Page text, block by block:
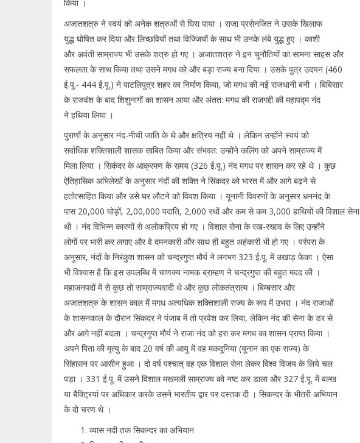
किया ।
अजातशत्रु ने स्वयं को अनेक शत्रुओं से घिरा पाया । राजा प्रसेनजित ने उसके खिलाफ
युद्ध घोषित कर दिया और लिच्छवियों तथा विज्जियों के साथ भी उनके लंबे युद्ध हुए । काशी
और अवंती साम्राज्य भी उसके शत्रु हो गए । अजातशत्रु ने इन चुनौतियों का सामना साहस और
सफलता के साथ किया तथा उसने मगध को और बड़ा राज्य बना दिया । उसके पुत्र उदयन (460
ई.पू.- 444 ई.पू.) ने पाटलिपुत्र शहर का निर्माण किया, जो मगध की नई राजधानी बनी । बिबिसार
के राजवंश के बाद शिशुनागों का शासन आया और अंतत: मगध की राजगद्दी की महापद्म नंद
ने हथिया लिया ।
पुराणों के अनुसार नंद-नीची जाति के थे और क्षत्रिय नहीं थे । लेकिन उन्होंने स्वयं को
सर्वाधिक शक्तिशाली शासक साबित किया और संभवत: उन्होंने कलिंग को अपने साम्राज्य में
मिला लिया । सिकंदर के आक्रमण के समय (326 ई.पू.) नंद मगध पर शासन कर रहे थे । कुछ
ऐतिहासिक अभिलेखों के अनुसार नंदों की शक्ति ने सिंकदर को भारत में और आगे बढ़ने से
हतोत्साहित किया और उसे घर लौटने को विवश किया । यूनानी विवरणों के अनुसार धननंद के
पास 20,000 घोड़ों, 2,00,000 पदाति, 2,000 रथों और कम से कम 3,000 हाथियों की विशाल सेना
थी । नंद विभिन्न कारणों से अलोकप्रिय हो गए । विशाल सेना के रख-रखाव के लिए उन्होंने
लोगों पर भारी कर लगाए और वे दमनकारी और साथ ही बहुत अहंकारी भी हो गए । परंपरा के
अनुसार, नंदों के निरंकुश शासन को चन्द्रगुप्त मौर्य ने लगभग 323 ई.पू. में उखाड़ फेका । ऐसा
भी विश्वास है कि इस उपलब्धि में चाणक्य नामक ब्राम्हण ने चन्द्रगुप्त की बहुत मदद की ।
महाजनपदों में से कुछ तो साम्राज्यवादी थे और कुछ लोकतंत्रात्म । बिम्बसार और
अजातशत्रु के शासन काल में मगध अत्यधिक शक्तिशाली राज्य के रूप में उभरा । नंद राजाओं
के शासनकाल के दौरान सिंकदर ने पंजाब में तो प्रवेश कर लिया, लेकिन नंद की सेना के डर से
और आगे नहीं बदला । चन्द्रगुप्त मौर्य ने राजा नंद को हरा कर मगध का शासन प्राप्त किया ।
अपने पिता की मृत्यु के बाद 20 वर्ष की आयु में वह मकदूनिया (यूनान का एक राज्य) के
सिंहासन पर आसीन हुआ । दो वर्ष पश्चात् वह एक विशाल सेना लेकर विश्व विजय के लिये चल
पड़ा । 331 ई.पू. में उसने विशाल मखमली साम्राज्य को नष्ट कर डाला और 327 ई.पू. में बल्ख
या बैक्ट्रियां पर अधिकार करके उसने भारतीय द्वार पर दस्तक दी । सिकन्दर के भीतरी अभियान
के दो चरण थे ।
व्यास नदी तक सिकन्दर का अभियान